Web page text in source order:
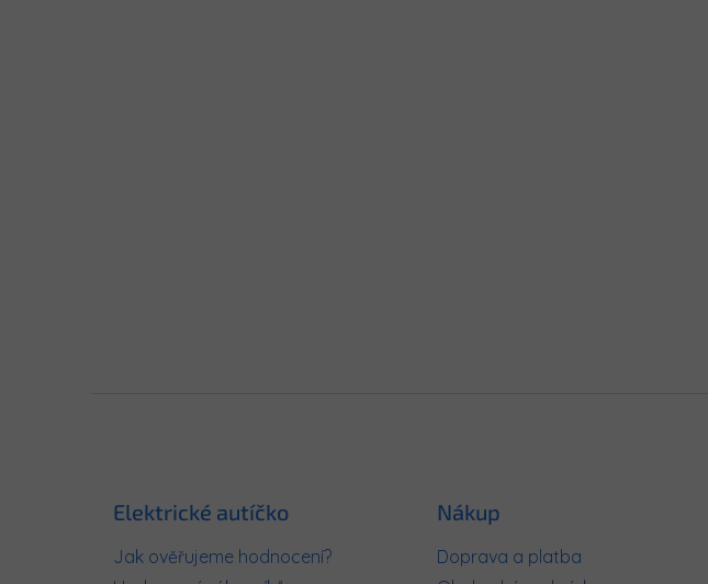
Elektrické autíčko
Jak ověřujeme hodnocení?
Nákup
Doprava a platba